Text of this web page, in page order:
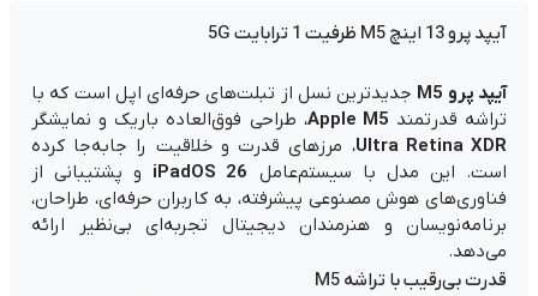
آیپد پرو 13 اینچ M5 ظرفیت 1 ترابایت 5G
آیپد پرو M5
جدیدترین نسل از تبلت‌های حرفه‌ای اپل است که با
تراشه قدرتمند Apple M5، طراحی فوق‌العاده باریک و نمایشگر
Ultra Retina XDR، مرزهای قدرت و خلاقیت را جابه‌جا کرده
است. این مدل با سیستم‌عامل iPadOS 26 و پشتیبانی از
فناوری‌های هوش مصنوعی پیشرفته، به کاربران حرفه‌ای، طراحان،
برنامه‌نویسان و هنرمندان دیجیتال تجربه‌ای بی‌نظیر ارائه
می‌دهد.
قدرت بی‌رقیب با تراشه M5